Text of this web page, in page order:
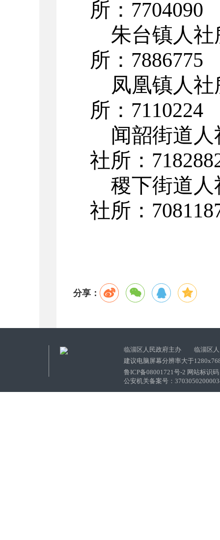
所：7704090
朱台镇人社
所：7886775
凤凰镇人社
所： 7110224
闻韶街道
社所：
稷下街道人
社所：
分享：
临淄区人民政府主办 临淄区人
建议电脑屏幕分辨率大于
鲁ICP备08001721号-2 网站标识
公安机关备案号：